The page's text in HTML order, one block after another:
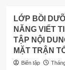
LỚP BỒI
NĂNG VIẾT
TẬP NỘI
MẶT TRẬN
Biên tập